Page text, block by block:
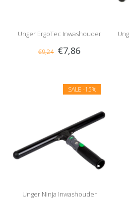
Unger ErgoTec Inwashouder
€9,24 €7,86
SALE -15%
Unger Ninja Inwashouder